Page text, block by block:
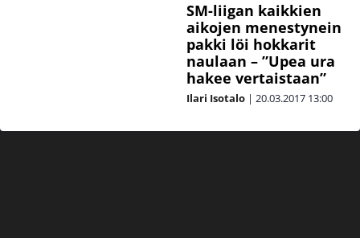
SM-liigan kaikkien
aikojen menestynein
pakki löi hokkarit
naulaan – ”Upea ura
hakee vertaistaan”
Ilari Isotalo | 20.03.2017 13:00